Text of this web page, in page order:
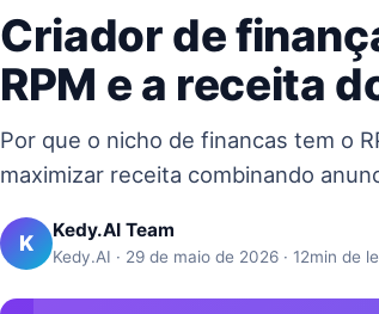
Criador de
RPM e a receita
Por que o nicho de financas tem o
maximizar receita combinando
K Kedy.AI Team
Kedy.AI · 29 de maio de 2026 · 12min de